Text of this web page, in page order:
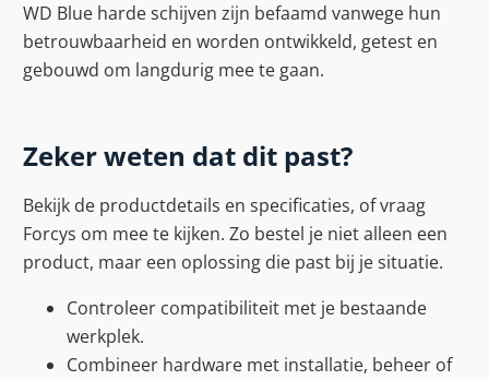
WD Blue harde schijven zijn befaamd vanwege hun
betrouwbaarheid en worden ontwikkeld, getest en
gebouwd om langdurig mee te gaan.
Zeker weten dat dit past?
Bekijk de productdetails en specificaties, of vraag
Forcys om mee te kijken. Zo bestel je niet alleen een
product, maar een oplossing die past bij je situatie.
Controleer compatibiliteit met je bestaande
werkplek.
Combineer hardware met installatie, beheer of